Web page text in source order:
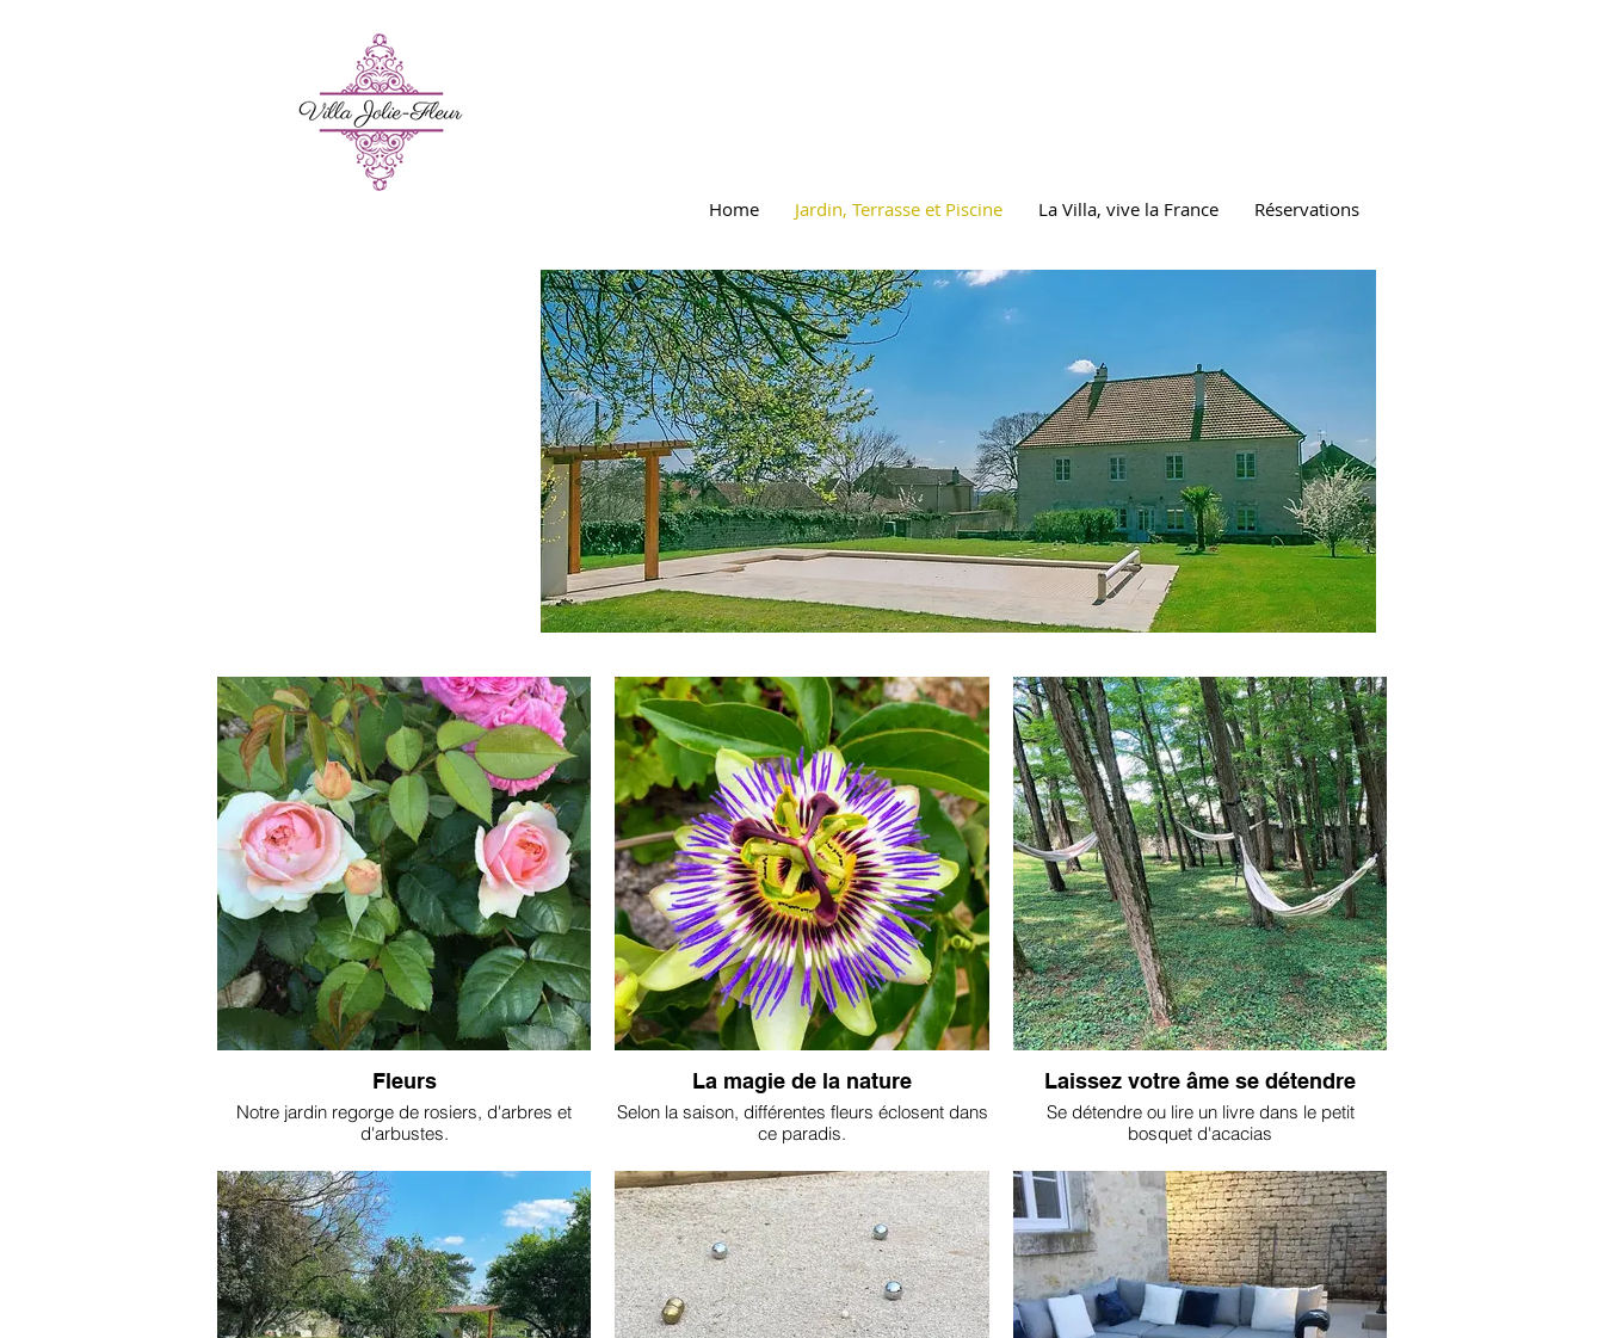
Home Jardin, Terrasse et Piscine La Villa, vive la France Réservations
Fleurs
Notre jardin regorge de rosiers, d'arbres et
d'arbustes.
La magie de la nature
Selon la saison, différentes fleurs éclosent dans
ce paradis.
Laissez votre âme se détendre
Se détendre ou lire un livre dans le petit
bosquet d'acacias